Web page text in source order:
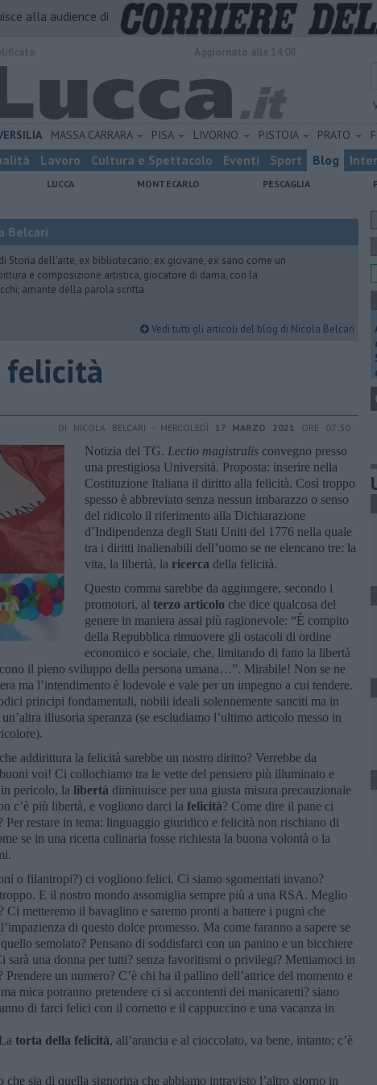
alla audience di
MASSA CARRARA PISA LIVORNO PISTOIA PRATO
Lavoro Cultura e Spettacolo Eventi Sport Blog
LUCCA MONTECARLO PESCAGLIA
Belcari
Storia dell’arte, ex bibliotecario; ex giovane, ex sano come un
e composizione artistica, giocatore di dama, con la
amante della parola scritta
Vedi tutti gli articoli del blog di Nicola Belcari
felicità
DI NICOLA BELCARI - MERCOLEDÌ 17 MARZO 2021 ORE 07:30
Notizia del TG. Lectio magistralis convegno presso
una prestigiosa Università. Proposta: inserire nella
Costituzione Italiana il diritto alla felicità. Così troppo
spesso è abbreviato senza nessun imbarazzo o senso
del ridicolo il riferimento alla Dichiarazione
d’Indipendenza degli Stati Uniti del 1776 nella quale
tra i diritti inalienabili dell’uomo se ne elencano tre: la
vita, la libertà, la ricerca della felicità.
Questo comma sarebbe da aggiungere, secondo i
promotori, al terzo articolo che dice qualcosa del
genere in maniera assai più ragionevole: “È compito
della Repubblica rimuovere gli ostacoli di ordine
economico e sociale, che, limitando di fatto la libertà
il pieno sviluppo della persona umana…”. Mirabile! Non se ne
ma l’intendimento è lodevole e vale per un impegno a cui tendere.
principi fondamentali, nobili ideali solennemente sanciti ma in
illusoria speranza (se escludiamo l’ultimo articolo messo in
addirittura la felicità sarebbe un nostro diritto? Verrebbe da
voi! Ci collochiamo tra le vette del pensiero più illuminato e
in pericolo, la libertà diminuisce per una giusta misura precauzionale
c’è più libertà, e vogliono darci la felicità? Come dire il pane ci
Per restare in tema: linguaggio giuridico e felicità non rischiano di
se in una ricetta culinaria fosse richiesta la buona volontà o la
o filantropi?) ci vogliono felici. Ci siamo sgomentati invano?
E il nostro mondo assomiglia sempre più a una RSA. Meglio
Ci metteremo il bavaglino e saremo pronti a battere i pugni che
di questo dolce promesso. Ma come faranno a sapere se
semolato? Pensano di soddisfarci con un panino e un bicchiere
sarà una donna per tutti? senza favoritismi o privilegi? Mettiamoci in
un numero? C’è chi ha il pallino dell’attrice del momento e
mica potranno pretendere ci si accontenti dei manicaretti? siano
di farci felici con il cornetto e il cappuccino e una vacanza in
torta della felicità, all’arancia e al cioccolato, va bene, intanto; c’è
che sia di quella signorina che abbiamo intravisto l’altro giorno in